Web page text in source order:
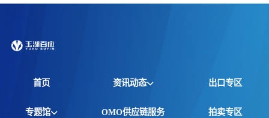
首页 资讯动态
全球资讯
出口专区
专题馆 OMO供应链服务 拍卖专区